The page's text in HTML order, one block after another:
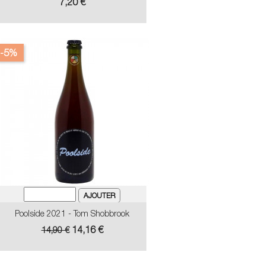
Poolside 2021 - Tom Shobbrook
Prix
base
14,90 €
-5%
Prix
14,16 €